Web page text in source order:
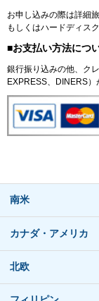
お申し込みの際は詳細
もしくはハードディス
■お支払い方法につ
銀行振り込みの他、ク
EXPRESS、DINERS）
南米
カナダ・アメリカ
北欧